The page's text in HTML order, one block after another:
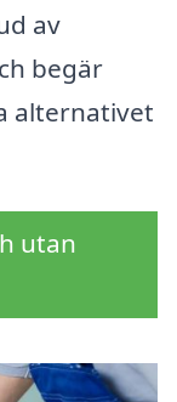
av
begär
alternativet
utan